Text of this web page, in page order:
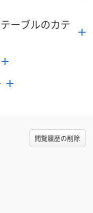
ーブルのカテ
閲覧履歴の削除